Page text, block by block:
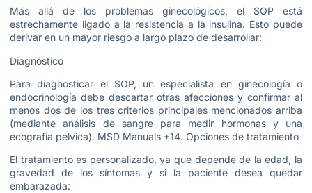
Más allá de los problemas ginecológicos, el SOP está
estrechamente ligado a la resistencia a la insulina. Esto puede
derivar en un mayor riesgo a largo plazo de desarrollar:
Diagnóstico
Para diagnosticar el SOP, un especialista en ginecología o
endocrinología debe descartar otras afecciones y confirmar al
menos dos de los tres criterios principales mencionados arriba
(mediante análisis de sangre para medir hormonas y una
ecografía pélvica). MSD Manuals +14. Opciones de tratamiento
El tratamiento es personalizado, ya que depende de la edad, la
gravedad de los síntomas y si la paciente desea quedar
embarazada: